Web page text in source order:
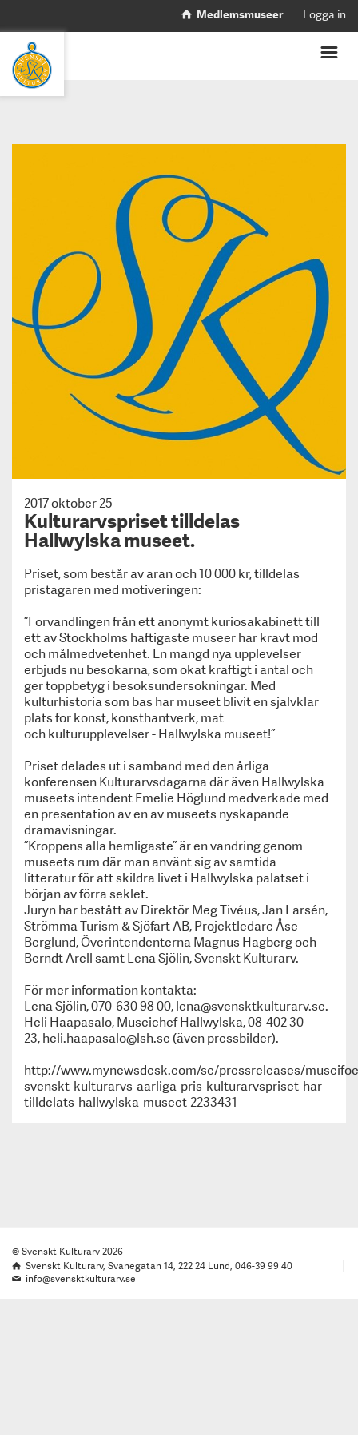
Medlemsmuseer Logga in
Start
Sofiero Slott & Slottsträdgård tilldelas
2025!
Kulturarvspriset 2023 tilldelas
Katrinetorp Landeri tilldelas Kulturarvspriset
Grenna museum tilldelas Kulturarvspriset 2021
Livrustkammaren tilldelas Kulturarvspriset
Sörmlands museum får Kulturarvspriset 2019!
Svenskt Kulturarvs årliga pris – Kulturarvspriset
tilldelats Alexandra von Schwerin, Skarhult
Museiföreningen Svenskt Kulturarvs årliga pris
Kulturarvspriset har tilldelats Hallwylska
Roligare historielektioner - med nya KulTur-
Kulturarvspris till Mimmi Mannheimer och Kalmar
Om oss
För medlemsmuseer
Information till medlemmar
Kulturarvspriset
Kurs & Konferens
Trycksaker
Jobbtorg & Vandringsutställningar
KULT
Integritetspolicy
Privacy policy
Besöksmål
Utställningar
Appen Svenskt Kulturarv
2017 oktober 25
Kulturarvspriset tilldelas
Hallwylska museet.
Priset, som består av äran och 10 000 kr, tilldelas
pristagaren med motiveringen:
”Förvandlingen från ett anonymt kuriosakabinett till
ett av Stockholms häftigaste museer har krävt mod
och målmedvetenhet. En mängd nya upplevelser
erbjuds nu besökarna, som ökat kraftigt i antal och
ger toppbetyg i besöksundersökningar. Med
kulturhistoria som bas har museet blivit en självklar
plats för konst, konsthantverk, mat
och kulturupplevelser - Hallwylska museet!”
Priset delades ut i samband med den årliga
konferensen Kulturarvsdagarna där även Hallwylska
museets intendent Emelie Höglund medverkade med
en presentation av en av museets nyskapande
dramavisningar.
”Kroppens alla hemligaste” är en vandring genom
museets rum där man använt sig av samtida
litteratur för att skildra livet i Hallwylska palatset i
början av förra seklet.
Juryn har bestått av Direktör Meg Tivéus, Jan Larsén,
Strömma Turism & Sjöfart AB, Projektledare Åse
Berglund, Överintendenterna Magnus Hagberg och
Berndt Arell samt Lena Sjölin, Svenskt Kulturarv.
För mer information kontakta:
Lena Sjölin, 070-630 98 00, lena@svensktkulturarv.se.
Heli Haapasalo, Museichef Hallwylska, 08-402 30
23, heli.haapasalo@lsh.se (även pressbilder).
http://www.mynewsdesk.com/se/pressreleases/
svenskt-kulturarvs-aarliga-pris-kulturarvspriset-har-
tilldelats-hallwylska-museet-2233431
© Svenskt Kulturarv 2026
Svenskt Kulturarv, Svanegatan 14, 222 24 Lund, 046-39 99 40
info@svensktkulturarv.se